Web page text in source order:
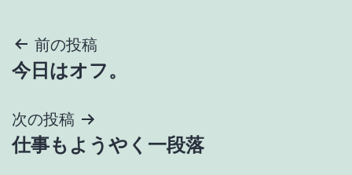
投
稿
ナ
ビ
前の投稿
今日はオフ。
次の投稿
仕事もようやく一段落